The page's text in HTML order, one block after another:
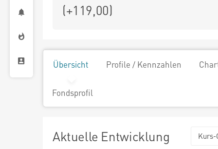
(+119,00)
Übersicht Profile / Kennzahlen
Fondsprofil
Aktuelle Entwicklung Kurs-